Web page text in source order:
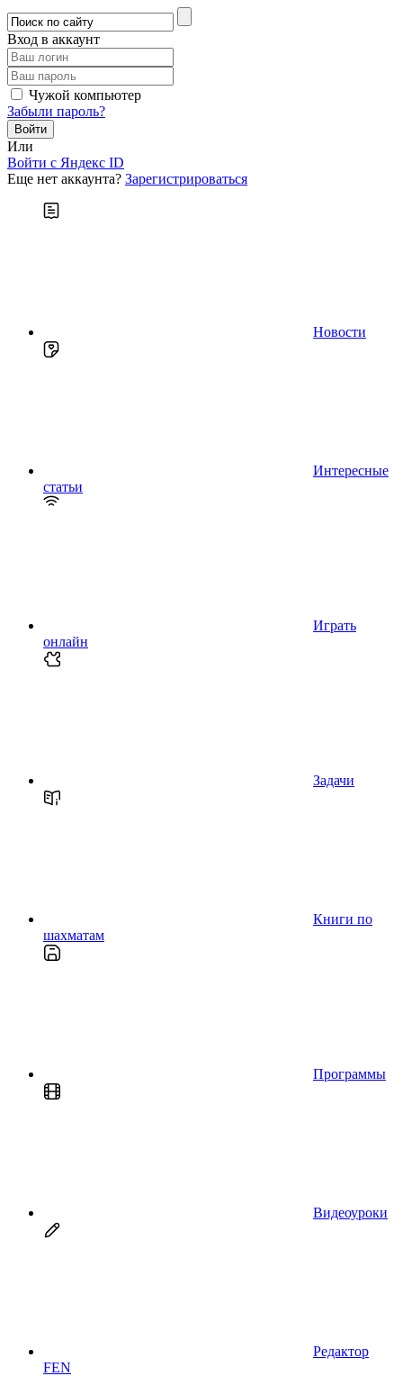
Вход в аккаунт
Чужой компьютер
Забыли пароль?
Или
Войти c Яндекс ID
Еще нет аккаунта? Зарегистрироваться
Новости
Интересные
статьи
Играть
онлайн
Задачи
Книги по
шахматам
Программы
Видеоуроки
Редактор
FEN